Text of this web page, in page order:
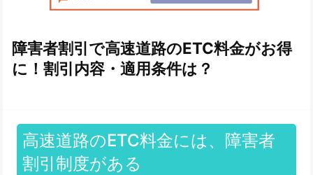
障害者割引で高速道路のETC料金がお得
に！割引内容・適用条件は？
高速道路のETC料金には、障害者
割引制度がある